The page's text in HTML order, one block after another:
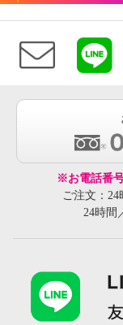
※お電話番
ご注文：
24時間